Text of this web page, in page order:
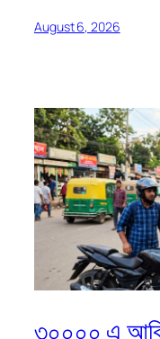
August 6, 2026
৩০০০০ এ